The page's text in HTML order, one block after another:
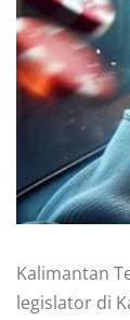
Kalimantan
legislator di